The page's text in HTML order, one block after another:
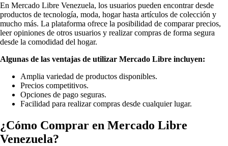
En Mercado Libre Venezuela, los usuarios pueden encontrar desde
productos de tecnología, moda, hogar hasta artículos de colección y
mucho más. La plataforma ofrece la posibilidad de comparar precios,
leer opiniones de otros usuarios y realizar compras de forma segura
desde la comodidad del hogar.
Algunas de las ventajas de utilizar Mercado Libre incluyen:
Amplia variedad de productos disponibles.
Precios competitivos.
Opciones de pago seguras.
Facilidad para realizar compras desde cualquier lugar.
¿Cómo Comprar en Mercado Libre
Venezuela?